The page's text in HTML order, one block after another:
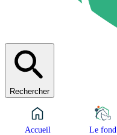
Rechercher
Accueil Le fond